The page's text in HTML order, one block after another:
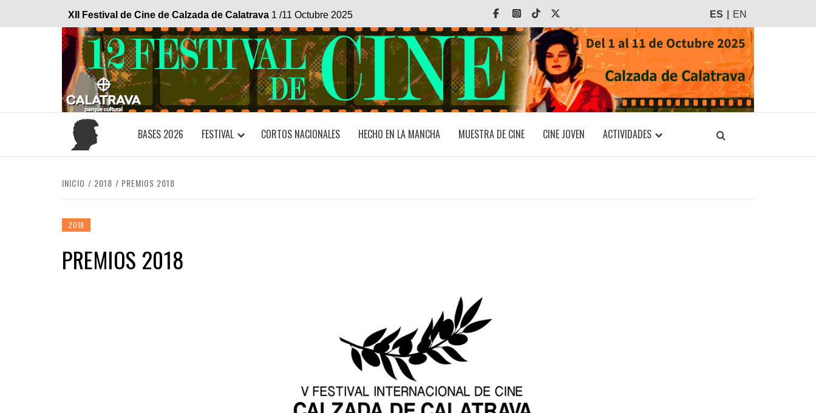
XII Festival de Cine de Calzada de Calatrava 1 /11 Octubre 2025 FacebookInstagram
Tiktok ES EN
BASES 2026 FESTIVAL CORTOS NACIONALES HECHO EN LA MANCHA MUESTRA DE CINE CINE JOVEN ACTIVIDADES
INICIO 2018 PREMIOS 2018
2018
PREMIOS 2018